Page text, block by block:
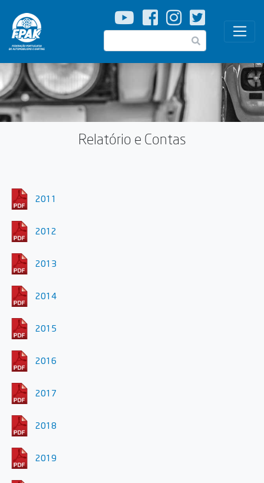
Passar
para
o
Pesquisar
Relatório e Contas
2011
2012
2013
2014
2015
2016
2017
2018
2019